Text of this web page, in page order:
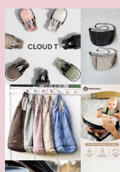
Vložením hodnotenie súhlasíte s
osobných údajov